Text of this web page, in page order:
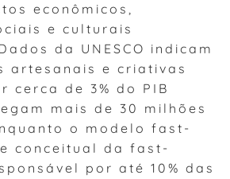
econômicos,
e culturais
da UNESCO indicam
artesanais e criativas
cerca de 3% do PIB
mais de 30 milhões
o modelo fast-
conceitual da fast-
por até 10% das